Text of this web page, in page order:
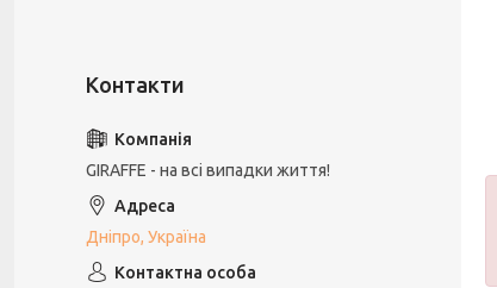
GIRAFFE - на всі випадки життя!
Дніпро, Україна